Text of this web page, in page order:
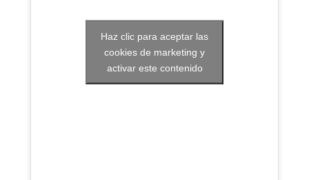
Haz clic para aceptar las
cookies de marketing y
activar este contenido